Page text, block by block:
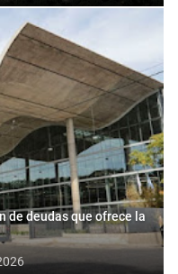
de deudas que ofrece la